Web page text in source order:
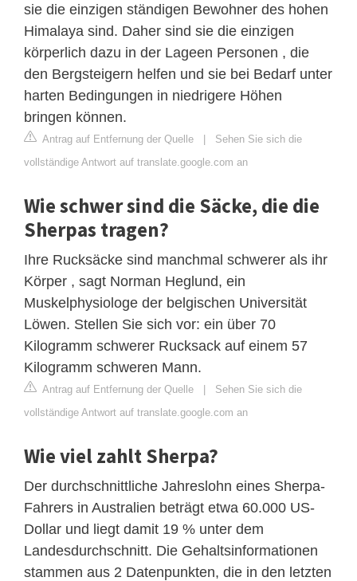
sie die einzigen ständigen Bewohner des hohen
Himalaya sind. Daher sind sie die einzigen
körperlich dazu in der Lageen Personen , die
den Bergsteigern helfen und sie bei Bedarf unter
harten Bedingungen in niedrigere Höhen
bringen können.
Antrag auf Entfernung der Quelle | Sehen Sie sich die
vollständige Antwort auf translate.google.com an
Wie schwer sind die Säcke, die die
Sherpas tragen?
Ihre Rucksäcke sind manchmal schwerer als ihr
Körper , sagt Norman Heglund, ein
Muskelphysiologe der belgischen Universität
Löwen. Stellen Sie sich vor: ein über 70
Kilogramm schwerer Rucksack auf einem 57
Kilogramm schweren Mann.
Antrag auf Entfernung der Quelle | Sehen Sie sich die
vollständige Antwort auf translate.google.com an
Wie viel zahlt Sherpa?
Der durchschnittliche Jahreslohn eines Sherpa-
Fahrers in Australien beträgt etwa 60.000 US-
Dollar und liegt damit 19 % unter dem
Landesdurchschnitt. Die Gehaltsinformationen
stammen aus 2 Datenpunkten, die in den letzten